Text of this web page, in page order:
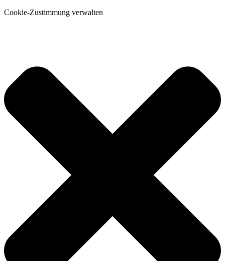
Cookie-Zustimmung verwalten